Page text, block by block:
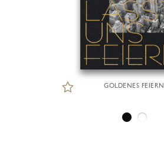
GOLDENES FEIERN